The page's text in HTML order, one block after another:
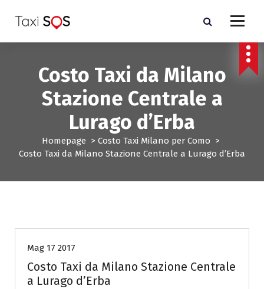
a
Costo Taxi da Milano
Stazione Centrale a
Lurago d’Erba
Homepage > Costo Taxi Milano per Como >
Costo Taxi da Milano Stazione Centrale a Lurago d’Erba
Mag 17 2017
Costo Taxi da Milano Stazione Centrale
a Lurago d’Erba